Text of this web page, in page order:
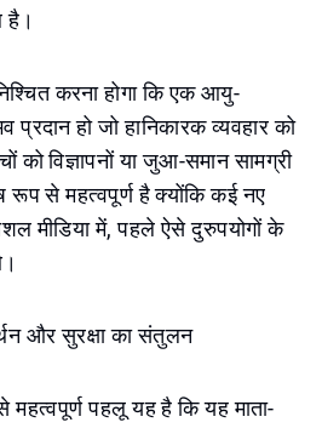
है।
करना होगा कि एक आयु-
हो जो हानिकारक व्यवहार को
को विज्ञापनों या जुआ-समान सामग्री
रूप से महत्वपूर्ण है क्योंकि कई नए
मीडिया में, पहले ऐसे दुरुपयोगों के
और सुरक्षा का संतुलन
पहलू यह है कि यह माता-